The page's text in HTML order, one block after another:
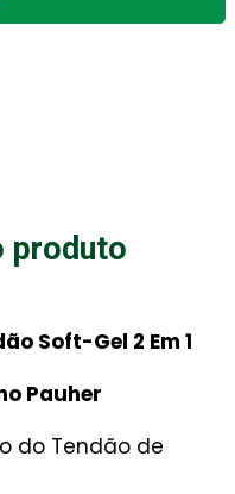
produto
Soft-Gel 2 Em 1
Pauher
do Tendão de